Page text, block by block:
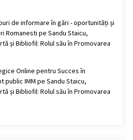
de informare în gări - oportunități și
Romanesti pe Sandu Staicu,
și Bibliofil: Rolul său în Promovarea
Online pentru Succes în
public IMM pe Sandu Staicu,
și Bibliofil: Rolul său în Promovarea